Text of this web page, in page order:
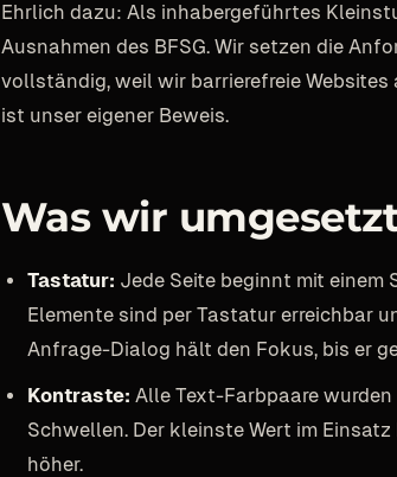
Ehrlich dazu: Als inhabergeführtes
Ausnahmen des BFSG. Wir setzen die
vollständig, weil wir barrierefreie Websites
ist unser eigener Beweis.
Was wir
Tastatur: Jede Seite beginnt mit
Elemente sind per Tastatur erreichbar
Anfrage-Dialog hält den Fokus, bis er
Kontraste: Alle Text-Farbpaare
Schwellen. Der kleinste Wert im
höher.